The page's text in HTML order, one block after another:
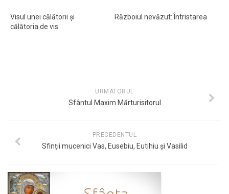
Visul unei călătorii și
călătoria de vis
Războiul nevăzut: Întristarea
URMATORUL
Sfântul Maxim Mărturisitorul
PRECEDENTUL
Sfinții mucenici Vas, Eusebiu, Eutihiu și Vasilid